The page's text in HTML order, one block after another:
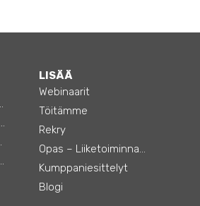
Taloushallinnon ja ERP:n integraatiot
LISÄÄ
Webinaarit
Töitämme
Rekry
Opas – Liiketoiminnan tehostamiseen
Kumppaniesittelyt
Blogi